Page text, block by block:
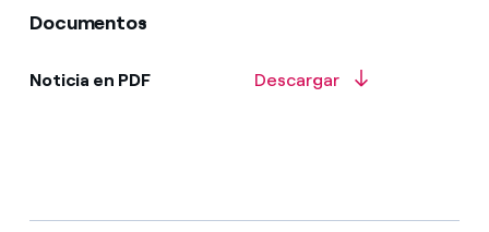
Documentos
Noticia en PDF Descargar